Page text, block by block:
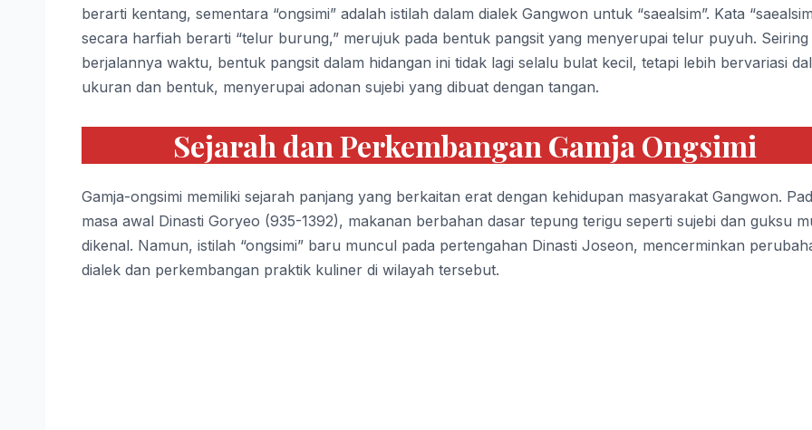
berarti kentang, sementara “ongsimi” adalah istilah dalam dialek Gangwon untuk “saealsim”. Kata
secara harfiah berarti “telur burung,” merujuk pada bentuk pangsit yang menyerupai telur puyuh. Seiring
berjalannya waktu, bentuk pangsit dalam hidangan ini tidak lagi selalu bulat kecil, tetapi lebih bervariasi
ukuran dan bentuk, menyerupai adonan sujebi yang dibuat dengan tangan.
Sejarah dan Perkembangan Gamja Ongsimi
Gamja-ongsimi memiliki sejarah panjang yang berkaitan erat dengan kehidupan masyarakat Gangwon.
masa awal Dinasti Goryeo (935-1392), makanan berbahan dasar tepung terigu seperti sujebi dan guksu
dikenal. Namun, istilah “ongsimi” baru muncul pada pertengahan Dinasti Joseon, mencerminkan
dialek dan perkembangan praktik kuliner di wilayah tersebut.